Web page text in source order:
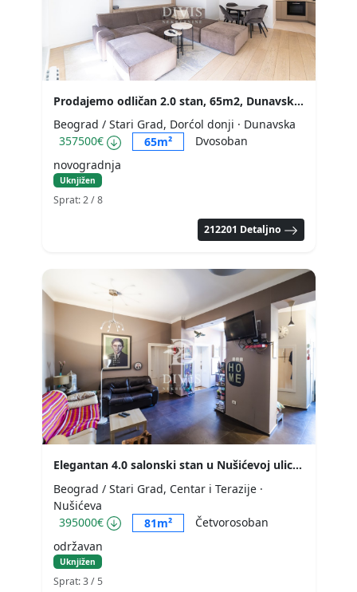
Prodajemo odličan 2.0 stan, 65m2, Dunavska, K District
Beograd / Stari Grad, Dorćol donji · Dunavska
357500€
65m²
Dvosoban
novogradnja
Uknjižen
Sprat: 2 / 8
212201 Detaljno
Elegantan 4.0 salonski stan u Nušićevoj ulici 81m2
Beograd / Stari Grad, Centar i Terazije ·
Nušićeva
395000€
81m²
Četvorosoban
održavan
Uknjižen
Sprat: 3 / 5